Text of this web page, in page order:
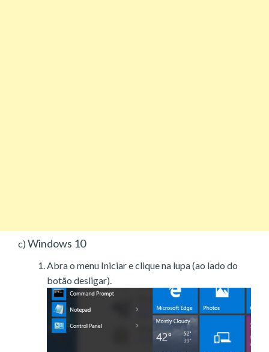
c) Windows 10
Abra o menu Iniciar e clique na lupa (ao lado do
botão desligar).